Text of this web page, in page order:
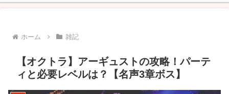
ホーム 雑記
【オクトラ】アーギュストの攻略！パーテ
ィと必要レベルは？【名声3章ボス】